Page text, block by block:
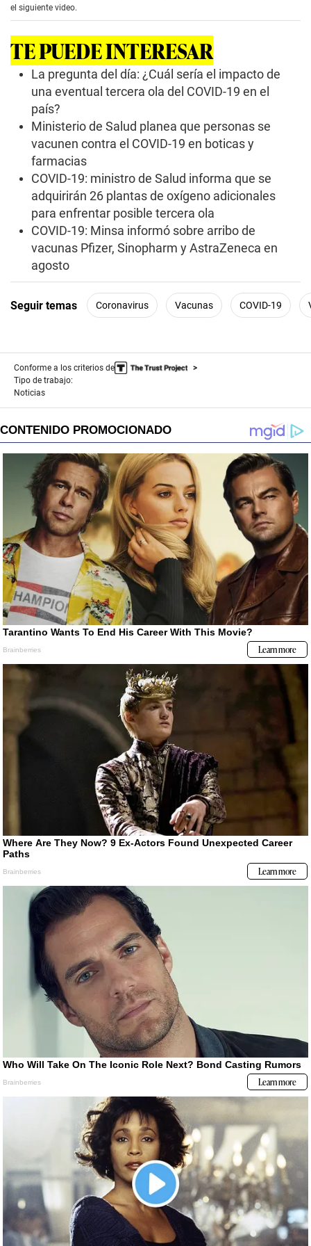
n
o
f
0
el siguiente video.
TE PUEDE INTERESAR
La pregunta del día: ¿Cuál sería el impacto de
una eventual tercera ola del COVID-19 en el
país?
Ministerio de Salud planea que personas se
vacunen contra el COVID-19 en boticas y
farmacias
COVID-19: ministro de Salud informa que se
adquirirán 26 plantas de oxígeno adicionales
para enfrentar posible tercera ola
COVID-19: Minsa informó sobre arribo de
vacunas Pfizer, Sinopharm y AstraZeneca en
agosto
Seguir temas Coronavirus Vacunas COVID-19
Conforme a los criterios de
Tipo de trabajo:
Noticias